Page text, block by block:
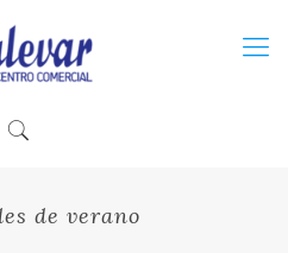
de verano